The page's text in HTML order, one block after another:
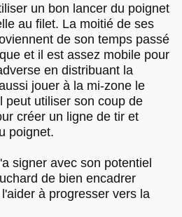
un bon lancer du poignet
au filet. La moitié de ses
de son temps passé
et il est assez mobile pour
en distribuant la
jouer à la mi-zone le
peut utiliser son coup de
créer un ligne de tir et
poignet.
signer avec son potentiel
de bien encadrer
à progresser vers la